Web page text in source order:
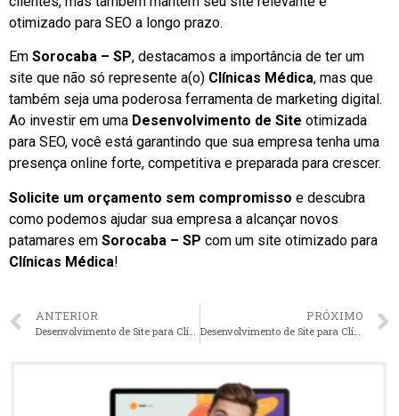
otimizado para SEO a longo prazo.
Em Sorocaba – SP, destacamos a importância de ter um
site que não só represente a(o) Clínicas Médica, mas que
também seja uma poderosa ferramenta de marketing digital.
Ao investir em uma Desenvolvimento de Site otimizada
para SEO, você está garantindo que sua empresa tenha uma
presença online forte, competitiva e preparada para crescer.
Solicite um orçamento sem compromisso e descubra
como podemos ajudar sua empresa a alcançar novos
patamares em Sorocaba – SP com um site otimizado para
Clínicas Médica!
ANTERIOR PRÓXIMO
Desenvolvimento de Site para Clínicas Médica em Ribeirão Preto – SP faça seu orçamento